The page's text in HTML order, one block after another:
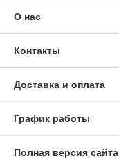
О нас
Контакты
Доставка и оплата
График работы
Полная версия сайта